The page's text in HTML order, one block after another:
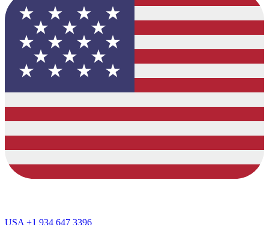
USA +1 934 647 3396